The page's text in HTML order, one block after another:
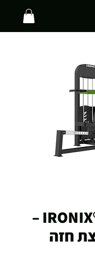
IRONIX® Maxfit GC-5056 –
חזה